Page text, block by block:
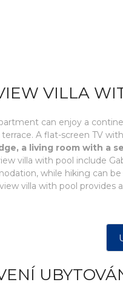
VILLA
can enjoy a
A flat-screen TV
a living room with a
villa with pool include
while hiking can
villa with pool